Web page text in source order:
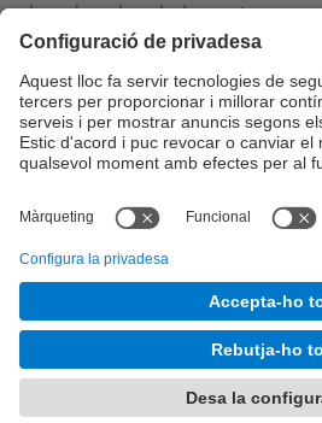
dues bandes de la porta,
l’obertura d’aquesta.
També estan disposades a
d’aparcament adaptades per
Servei d'Infraestructures
Desenvolupat amb